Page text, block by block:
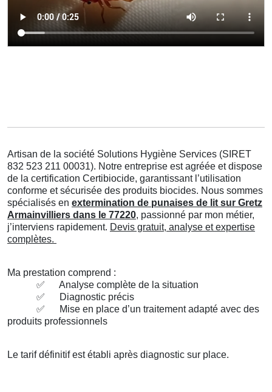
Artisan de la société Solutions Hygiène Services (SIRET
832 523 211 00031). Notre entreprise est agréée et dispose
de la certification Certibiocide, garantissant l’utilisation
conforme et sécurisée des produits biocides. Nous sommes
spécialisés en extermination de punaises de lit sur Gretz
Armainvilliers dans le 77220, passionné par mon métier,
j’interviens rapidement. Devis gratuit, analyse et expertise
complètes.
Ma prestation comprend :
✅
Analyse complète de la situation
✅
Diagnostic précis
✅
Mise en place d’un traitement adapté avec des
produits professionnels
Le tarif définitif est établi après diagnostic sur place.